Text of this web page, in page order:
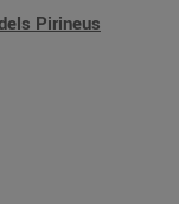
Pirineus